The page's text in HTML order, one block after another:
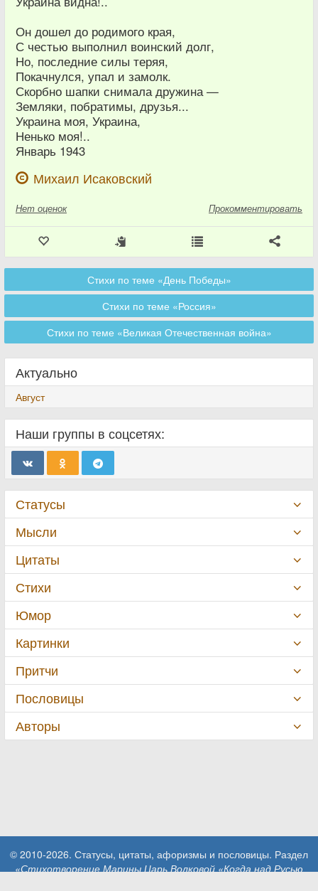
Он дошел до родимого края,
С честью выполнил воинский долг,
Но, последние силы теряя,
Покачнулся, упал и замолк.
Скорбно шапки снимала дружина —
Земляки, побратимы, друзья...
Украина моя, Украина,
Ненько моя!..
Январь 1943
Михаил Исаковский
Нет оценок Прокомментировать
Стихи по теме «День Победы»
Стихи по теме «Россия»
Стихи по теме «Великая Отечественная война»
Актуально
Август
Наши группы в соцсетях:
Статусы
Мысли
Цитаты
Стихи
Юмор
Картинки
Притчи
Пословицы
Авторы
© 2010-2026. Статусы, цитаты, афоризмы и пословицы. Раздел
«Стихотворение Марины Царь Волковой «Когда над Русью